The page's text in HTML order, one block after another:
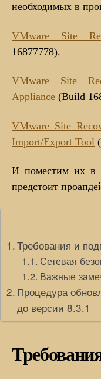
необходимых в
VMware Site
16877778).
VMware Site
Appliance (Build
VMware Site
Import/Export Tool
И поместим их в
предстоит
Требования и
Сетевая
Важные
Процедура
до версии 8.3.1